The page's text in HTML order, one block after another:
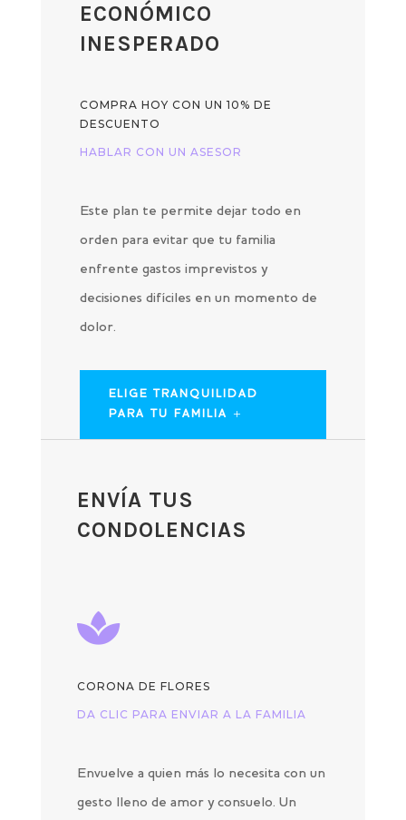
ECONÓMICO
INESPERADO
COMPRA HOY CON UN 10% DE
DESCUENTO
HABLAR CON UN ASESOR
Este plan te permite dejar todo en
orden para evitar que tu familia
enfrente gastos imprevistos y
decisiones difíciles en un momento de
dolor.
ELIGE TRANQUILIDAD
PARA TU FAMILIA
ENVÍA TUS
CONDOLENCIAS

CORONA DE FLORES
DA CLIC PARA ENVIAR A LA FAMILIA
Envuelve a quien más lo necesita con un
gesto lleno de amor y consuelo. Un